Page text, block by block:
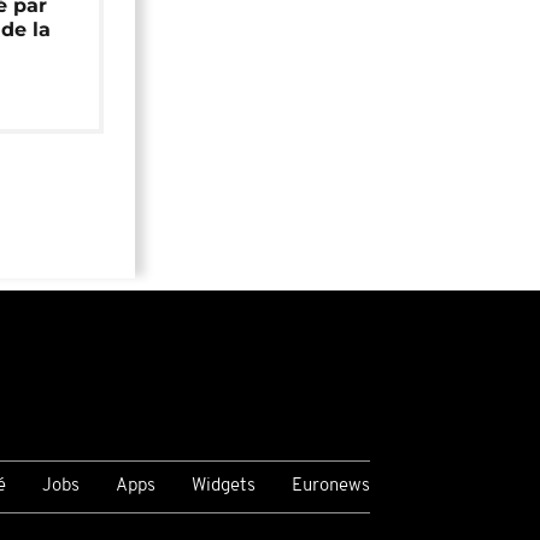
par
la
Jobs Apps Widgets Euronews